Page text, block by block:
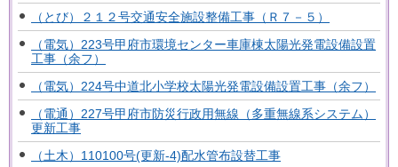
（とび）２１２号交通安全施設整備工事（Ｒ７－５）
（電気）223号甲府市環境センター車庫棟太陽光発電設備設置
工事（余フ）
（電気）224号中道北小学校太陽光発電設備設置工事（余フ）
（電通）227号甲府市防災行政用無線（多重無線系システム）
更新工事
（土木）110100号(更新-4)配水管布設替工事